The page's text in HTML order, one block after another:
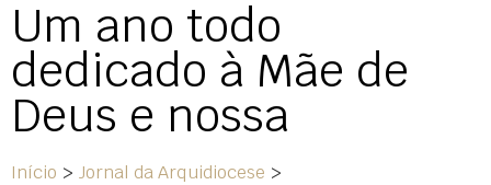
Um ano todo
dedicado à Mãe de
Deus e nossa
Início > Jornal da Arquidiocese >